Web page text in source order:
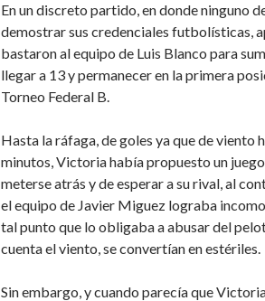
En un discreto partido, en donde ninguno
demostrar sus credenciales futbolísticas,
bastaron al equipo de Luis Blanco para
llegar a 13 y permanecer en la primera
Torneo Federal B.
Hasta la ráfaga, de goles ya que de viento
minutos, Victoria había propuesto un
meterse atrás y de esperar a su rival, al
el equipo de Javier Miguez lograba
tal punto que lo obligaba a abusar del
cuenta el viento, se convertían en estériles.
Sin embargo, y cuando parecía que